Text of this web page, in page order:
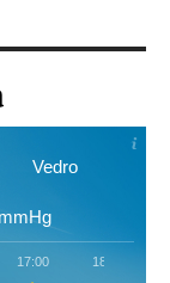
Vedro
mmHg
17:00 18:00